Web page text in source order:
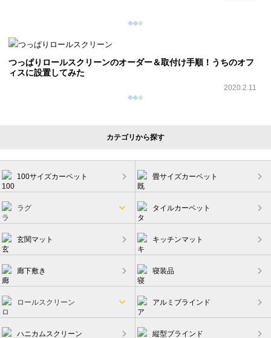
つっぱりロールスクリーンのオーダー＆取付け手順！うちのオフ
ィスに設置してみた
2020.2.11
カテゴリから探す
100サイズカーペット 畳サイズカーペット
ラグ タイルカーペット
玄関マット キッチンマット
廊下敷き 寝装品
ロールスクリーン アルミブラインド
ハニカムスクリーン 縦型ブラインド